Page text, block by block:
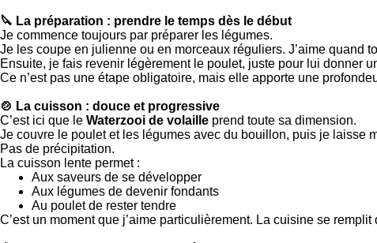
🔪 La préparation : prendre le temps dès le début
Je commence toujours par préparer les légumes.
Je les coupe en julienne ou en morceaux réguliers. J’aime quand
Ensuite, je fais revenir légèrement le poulet, juste pour lui donner
Ce n’est pas une étape obligatoire, mais elle apporte une
🍲 La cuisson : douce et progressive
C’est ici que le Waterzooi de volaille prend toute sa dimension.
Je couvre le poulet et les légumes avec du bouillon, puis je laisse
Pas de précipitation.
La cuisson lente permet :
Aux saveurs de se développer
Aux légumes de devenir fondants
Au poulet de rester tendre
C’est un moment que j’aime particulièrement. La cuisine se